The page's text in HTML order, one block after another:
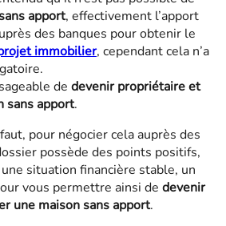
apport, effectivement l’apport
des banques pour obtenir le
immobilier, cependant cela n’a
de devenir propriétaire et
sans apport.
pour négocier cela auprès des
possède des points positifs,
situation financière stable, un
vous permettre ainsi de devenir
une maison sans apport.